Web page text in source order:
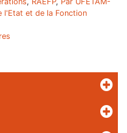
l'Etat et de la Fonction